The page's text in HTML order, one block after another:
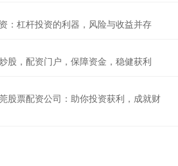
：杠杆投资的利器，风险与收益并存
股，配资门户，保障资金，稳健获利
股票配资公司：助你投资获利，成就财